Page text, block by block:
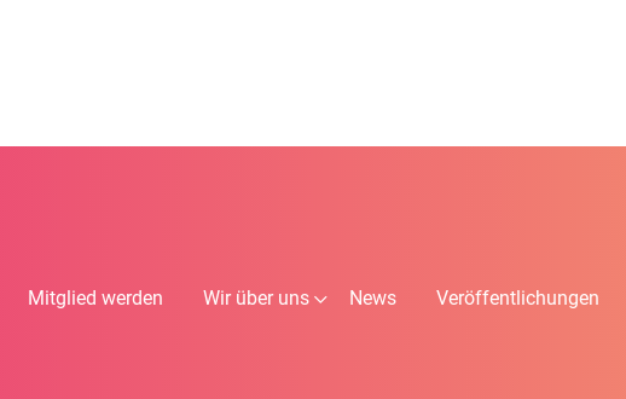
Mitglied werden Wir über uns News Veröffentlichungen